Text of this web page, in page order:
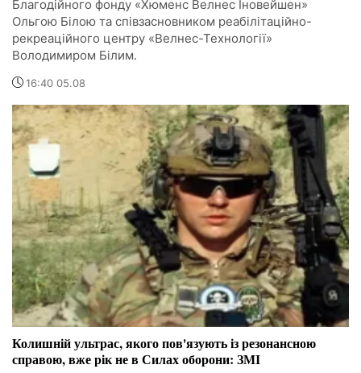
Благодійного фонду «Хюменс Велнес Іновейшен»
Ольгою Білою та співзасновником реабілітаційно-
рекреаційного центру «Велнес-Технології»
Володимиром Білим.
16:40 05.08
Колишній ультрас, якого пов'язують із резонансною
справою, вже рік не в Силах оборони: ЗМІ